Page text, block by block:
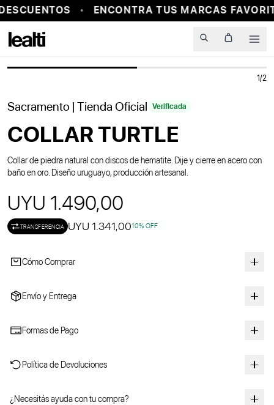
ENCONTRA TUS MARCAS
1/2
Sacramento | Tienda Oficial Verificada
COLLAR TURTLE
Collar de piedra natural con discos de hematite. Dije y cierre en acero con
baño en oro. Diseño uruguayo, producción artesanal.
UYU 1.490,00
TRANSFERENCIA UYU 1.341,0010% OFF
Cómo Comprar
Envío y Entrega
Formas de Pago
Política de Devoluciones
¿Necesitás ayuda con tu compra?